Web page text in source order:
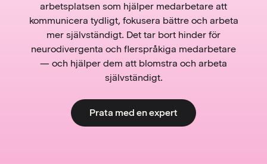
arbetsplatsen som hjälper medarbetare att
kommunicera tydligt, fokusera bättre och arbeta
mer självständigt. Det tar bort hinder för
neurodivergenta och flerspråkiga medarbetare
— och hjälper dem att blomstra och arbeta
självständigt.
Prata med en expert